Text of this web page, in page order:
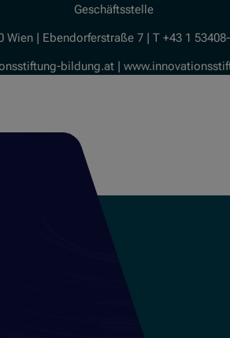
Geschäftsstelle
Wien | Ebendorferstraße 7 | T +43 1
bildung.at |